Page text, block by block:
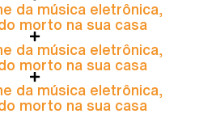
da música eletrônica,
morto na sua casa
da música eletrônica,
morto na sua casa
da música eletrônica,
morto na sua casa